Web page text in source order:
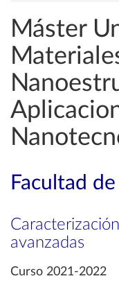
Máster
Facultad
avanzadas
Curso 2021-2022